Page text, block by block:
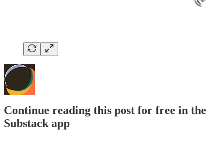
Continue reading this post for free in the
Substack app